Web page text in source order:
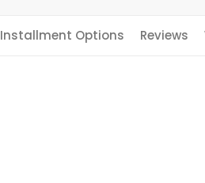
Installment Options Reviews